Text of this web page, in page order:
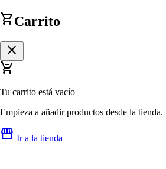
shopping_cartCarrito
close
remove_shopping_cart
Tu carrito está vacío
Empieza a añadir productos desde la tienda.
storefront Ir a la tienda